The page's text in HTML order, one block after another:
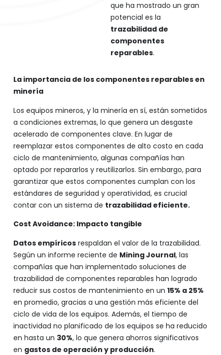
que ha mostrado un gran
potencial es la
trazabilidad de
componentes
reparables.
La importancia de los componentes reparables en
minería
Los equipos mineros, y la minería en sí, están sometidos
a condiciones extremas, lo que genera un desgaste
acelerado de componentes clave. En lugar de
reemplazar estos componentes de alto costo en cada
ciclo de mantenimiento, algunas compañías han
optado por repararlos y reutilizarlos. Sin embargo, para
garantizar que estos componentes cumplan con los
estándares de seguridad y operatividad, es crucial
contar con un sistema de trazabilidad eficiente.
Cost Avoidance: Impacto tangible
Datos empíricosrespaldan el valor de la trazabilidad.
Según un informe reciente de Mining Journal, las
compañías que han implementado soluciones de
trazabilidad de componentes reparables han logrado
reducir sus costos de mantenimiento en un 15% a 25%
en promedio, gracias a una gestión más eficiente del
ciclo de vida de los equipos. Además, el tiempo de
inactividad no planificado de los equipos se ha reducido
en hasta un 30%, lo que genera ahorros significativos
en gastos de operación y producción.